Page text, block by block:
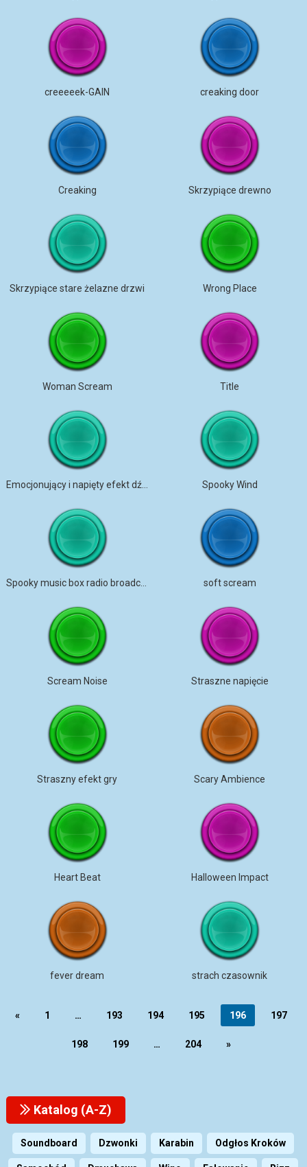
creeeeek-GAIN creaking door
Creaking Skrzypiące drewno
Skrzypiące stare żelazne drzwi Wrong Place
Woman Scream Title
Emocjonujący i napięty efekt dźwiękowy Spooky Wind
Spooky music box radio broadcast soft scream
Scream Noise Straszne napięcie
Straszny efekt gry Scary Ambience
Heart Beat Halloween Impact
fever dream strach czasownik
« 1 … 193 194 195 196 197
198 199 … 204 »
Katalog (A-Z)
Soundboard Dzwonki Karabin Odgłos Kroków